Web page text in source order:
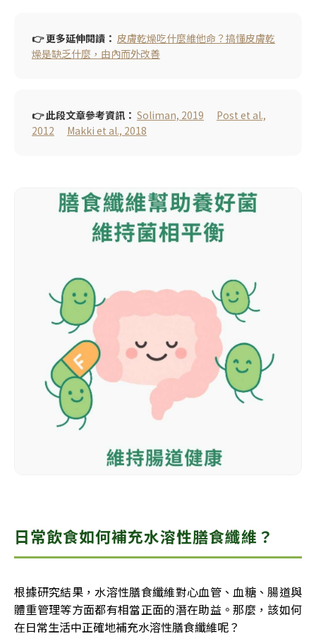
👉 更多延伸閱讀： 皮膚乾燥吃什麼維他命？搞懂皮膚乾
燥是缺乏什麼，由內而外改善
👉 此段文章參考資訊： Soliman, 2019
Post et al.,
2012
Makki et al., 2018
日常飲食如何補充水溶性膳食纖維？
根據研究結果，水溶性膳食纖維對心血管、血糖、腸道與
體重管理等方面都有相當正面的潛在助益。那麼，該如何
在日常生活中正確地補充水溶性膳食纖維呢？